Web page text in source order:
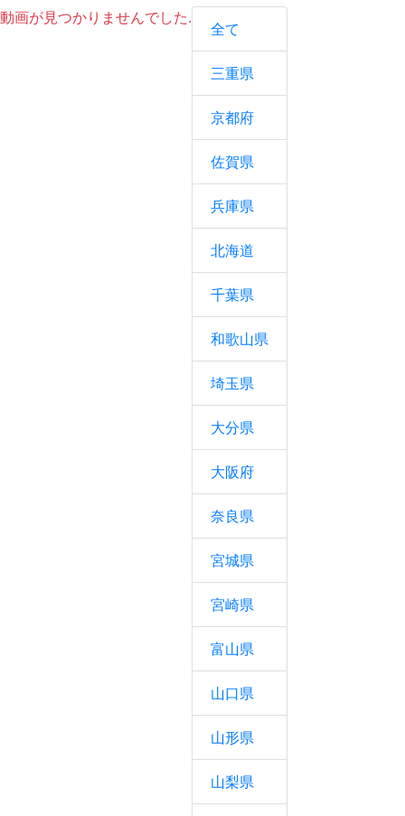
動画が見つかりませんでした.
全て
三重県
京都府
佐賀県
兵庫県
北海道
千葉県
和歌山県
埼玉県
大分県
大阪府
奈良県
宮城県
宮崎県
富山県
山口県
山形県
山梨県